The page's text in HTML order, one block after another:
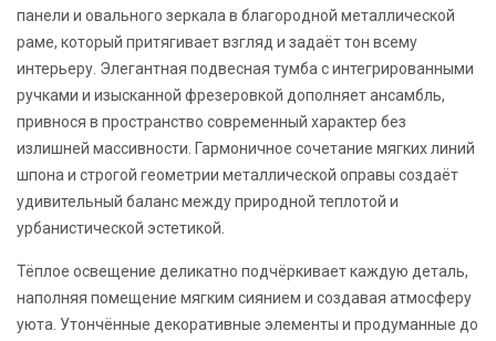
панели и овального зеркала в благородной металлической
раме, который притягивает взгляд и задаёт тон всему
интерьеру. Элегантная подвесная тумба с интегрированными
ручками и изысканной фрезеровкой дополняет ансамбль,
привнося в пространство современный характер без
излишней массивности. Гармоничное сочетание мягких линий
шпона и строгой геометрии металлической оправы создаёт
удивительный баланс между природной теплотой и
урбанистической эстетикой.
Тёплое освещение деликатно подчёркивает каждую деталь,
наполняя помещение мягким сиянием и создавая атмосферу
уюта. Утончённые декоративные элементы и продуманные до